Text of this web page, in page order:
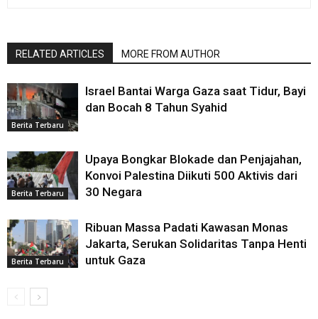
RELATED ARTICLES MORE FROM AUTHOR
Berita Terbaru
Israel Bantai Warga Gaza saat Tidur, Bayi
dan Bocah 8 Tahun Syahid
Berita Terbaru
Upaya Bongkar Blokade dan Penjajahan,
Konvoi Palestina Diikuti 500 Aktivis dari
30 Negara
Berita Terbaru
Ribuan Massa Padati Kawasan Monas
Jakarta, Serukan Solidaritas Tanpa Henti
untuk Gaza